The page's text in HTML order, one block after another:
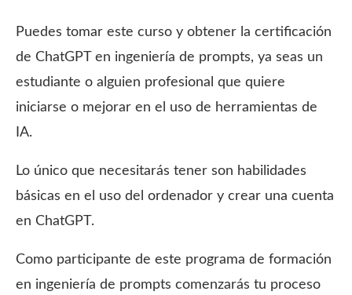
Puedes tomar este curso y obtener la certificación
de ChatGPT en ingeniería de prompts, ya seas un
estudiante o alguien profesional que quiere
iniciarse o mejorar en el uso de herramientas de
IA.
Lo único que necesitarás tener son habilidades
básicas en el uso del ordenador y crear una cuenta
en ChatGPT.
Como participante de este programa de formación
en ingeniería de prompts comenzarás tu proceso